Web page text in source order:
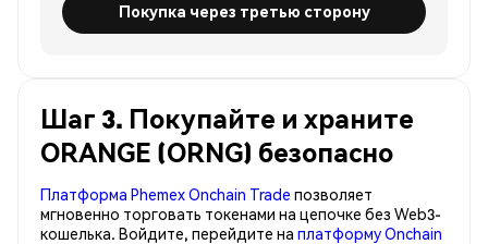
Покупка через третью сторону
Шаг 3. Покупайте и храните
ORANGE (ORNG) безопасно
Платформа Phemex Onchain Trade позволяет
мгновенно торговать токенами на цепочке без Web3-
кошелька. Войдите, перейдите на платформу Onchain